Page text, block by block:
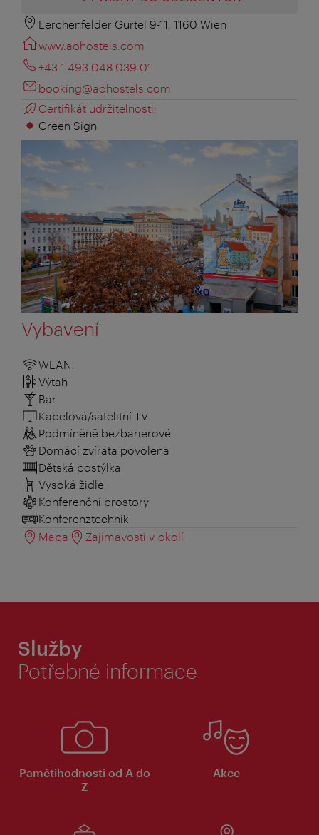
Lerchenfelder Gürtel 9-11, 1160 Wien
www.aohostels.com
+43 1 493 048 039 01
booking@aohostels.com
Certifikát udržitelnosti:
Green Sign
Vybavení
WLAN
Výtah
Bar
Kabelová/satelitní TV
Podmíněně bezbariérové
Domácí zvířata povolena
Dětská postýlka
Vysoká židle
Konferenční prostory
Konferenztechnik
Mapa
Zajímavosti v okolí
Služby
Potřebné informace
Pamětihodnosti od A do
Z
Akce